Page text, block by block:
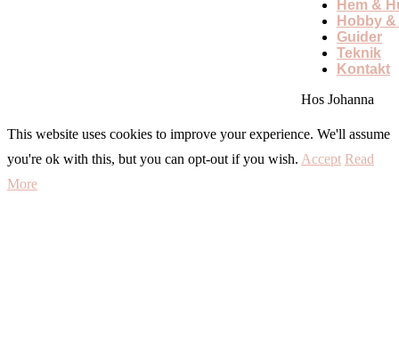
Hem &
Hobby
Guider
Teknik
Kontakt
Hos Johanna
This website uses cookies to improve your experience. We'll assume
you're ok with this, but you can opt-out if you wish. Accept Read
More